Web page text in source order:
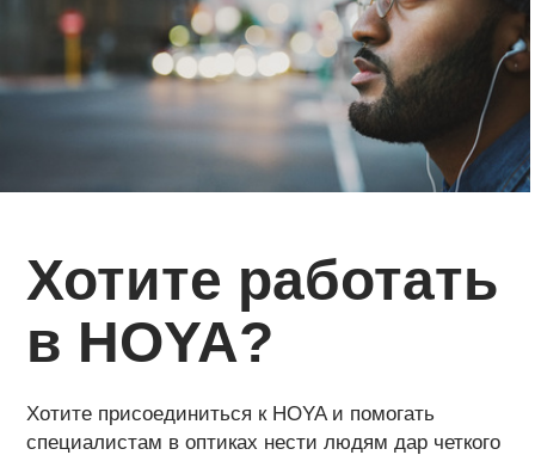
Хотите работать
в HOYA?
Хотите присоединиться к HOYA и помогать
специалистам в оптиках нести людям дар четкого